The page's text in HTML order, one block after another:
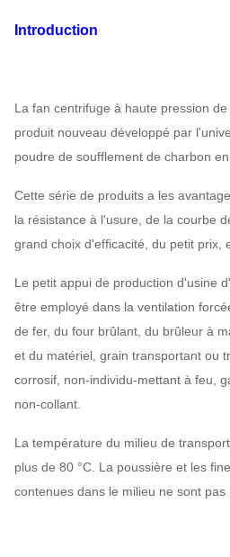
Introduction
La fan centrifuge à haute pression
produit nouveau développé par
poudre de soufflement de charbon en
Cette série de produits a les
la résistance à l'usure, de la courbe
grand choix d'efficacité, du petit prix,
Le petit appui de production d'usine
être employé dans la ventilation
de fer, du four brûlant, du brûleur à
et du matériel, grain transportant ou
corrosif, non-individu-mettant à feu,
non-collant.
La température du milieu de
plus de 80 °C. La poussière et les
contenues dans le milieu ne sont pas